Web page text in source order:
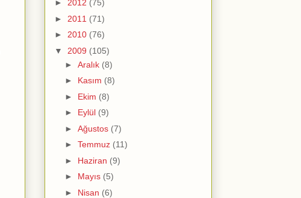
► 2012 (75)
► 2011 (71)
► 2010 (76)
▼ 2009 (105)
► Aralık (8)
► Kasım (8)
► Ekim (8)
► Eylül (9)
► Ağustos (7)
► Temmuz (11)
► Haziran (9)
► Mayıs (5)
► Nisan (6)